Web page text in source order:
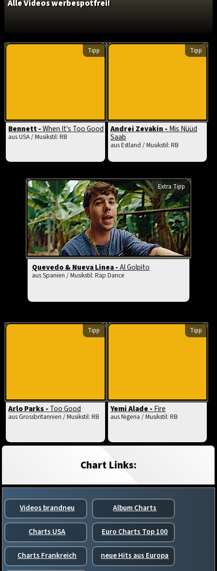
Alle Videos werbespotfrei!
Tipp
Bennett -When It's Too Good
aus USA / Musikstil: RB
Tipp
Andrei Zevakin - Mis Nüüd
Saab
aus Estland / Musikstil: RB
Extra Tipp
Quevedo & Nueva Linea -Al Golpito
aus Spanien / Musikstil: Rap Dance
Tipp
Arlo Parks -Too Good
aus Grossbritannien / Musikstil: RB
Tipp
Yemi Alade -Fire
aus Nigeria / Musikstil: RB
Chart Links:
Videos brandneu Album Charts
Charts USA Euro Charts Top 100
Charts Frankreich neue Hits aus Europa